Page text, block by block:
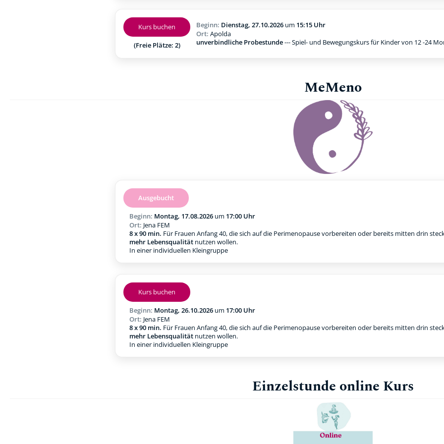
Kurs buchen
(Freie Plätze: 2)
Beginn: Dienstag, 27.10.2026 um 15:15 Uhr
Ort: Apolda
unverbindliche Probestunde--- Spiel- und Bewegungskurs für Kinder von 12 -24
MeMeno
Ausgebucht
Beginn: Montag, 17.08.2026 um 17:00 Uhr
Ort: Jena FEM
8 x 90 min. Für Frauen Anfang 40, die sich auf die Perimenopause vorbereiten oder bereits mitten drin
mehr Lebensqualität nutzen wollen.
In einer individuellen Kleingruppe
Kurs buchen
Beginn: Montag, 26.10.2026 um 17:00 Uhr
Ort: Jena FEM
8 x 90 min. Für Frauen Anfang 40, die sich auf die Perimenopause vorbereiten oder bereits mitten drin
mehr Lebensqualität nutzen wollen.
In einer individuellen Kleingruppe
Einzelstunde online Kurs